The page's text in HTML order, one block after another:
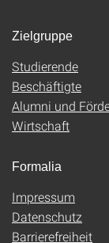
Zielgruppe
Studierende
Beschäftigte
Alumni und
Wirtschaft
Formalia
Impressum
Datenschutz
Barrierefreiheit